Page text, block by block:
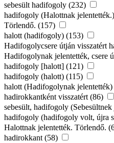
sebesült hadifogoly (232)
hadifogoly (Halottnak
Törlendő. (157)
halott (hadifogoly) (153)
Hadifogolycsere útján visszatért
Hadifogolynak jelentették, csere
hadifogoly [halott] (121)
hadifogoly (halott) (115)
halott (Hadifogolynak jelentették)
hadirokkantként visszatért (86)
sebesült, hadifogoly
hadifogoly (hadifogoly volt, újra
Halottnak jelentették. Törlendő.
hadirokkant (58)